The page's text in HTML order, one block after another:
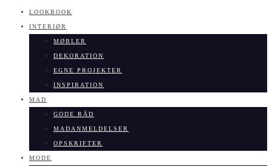
LOOKBOOK
INTERIØR
MØBLER
DEKORATION
EGNE PROJEKTER
INSPIRATION
MAD
GODE RÅD
MADANMELDELSER
OPSKRIFTER
MODE